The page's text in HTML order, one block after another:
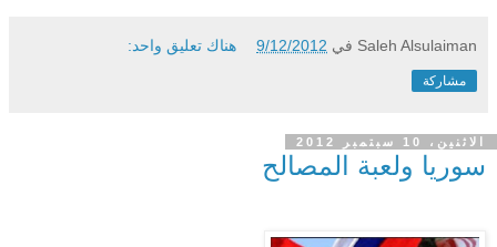
Saleh Alsulaiman في 9/12/2012 هناك تعليق واحد:
مشاركة
الاثنين، 10 سبتمبر 2012
سوريا ولعبة المصالح